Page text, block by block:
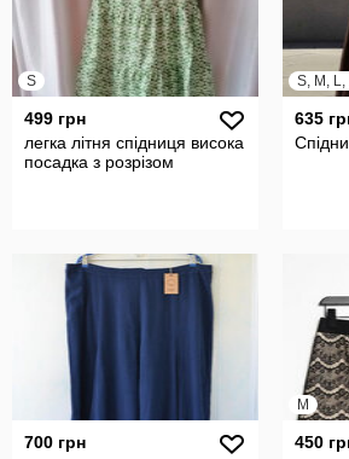
S
499 грн
легка літня спідниця висока
посадка з розрізом
S, M, L,
635
700 грн
M
450